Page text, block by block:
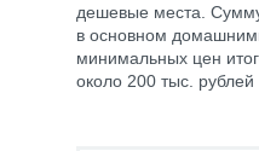
дешевые места.
в основном
минимальных цен
около 200 тыс. рублей